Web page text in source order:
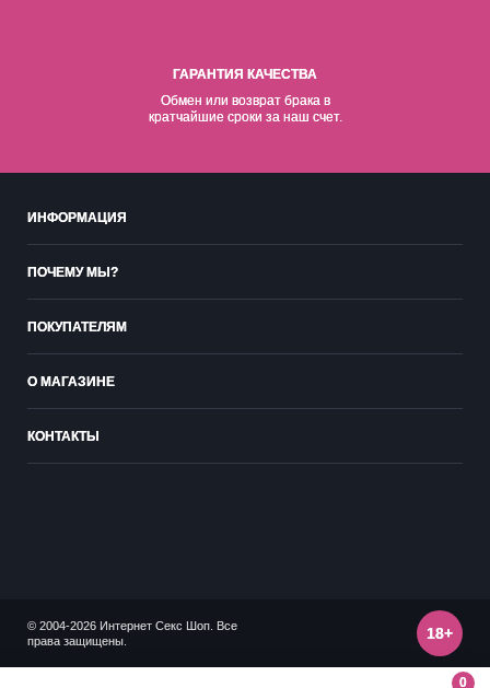
0
ГАРАНТИЯ КАЧЕСТВА
Обмен или возврат брака в
кратчайшие сроки за наш счет.
ИНФОРМАЦИЯ
ПОЧЕМУ МЫ?
ПОКУПАТЕЛЯМ
О МАГАЗИНЕ
КОНТАКТЫ
© 2004-2026 Интернет Секс Шоп. Все
права защищены.
18+